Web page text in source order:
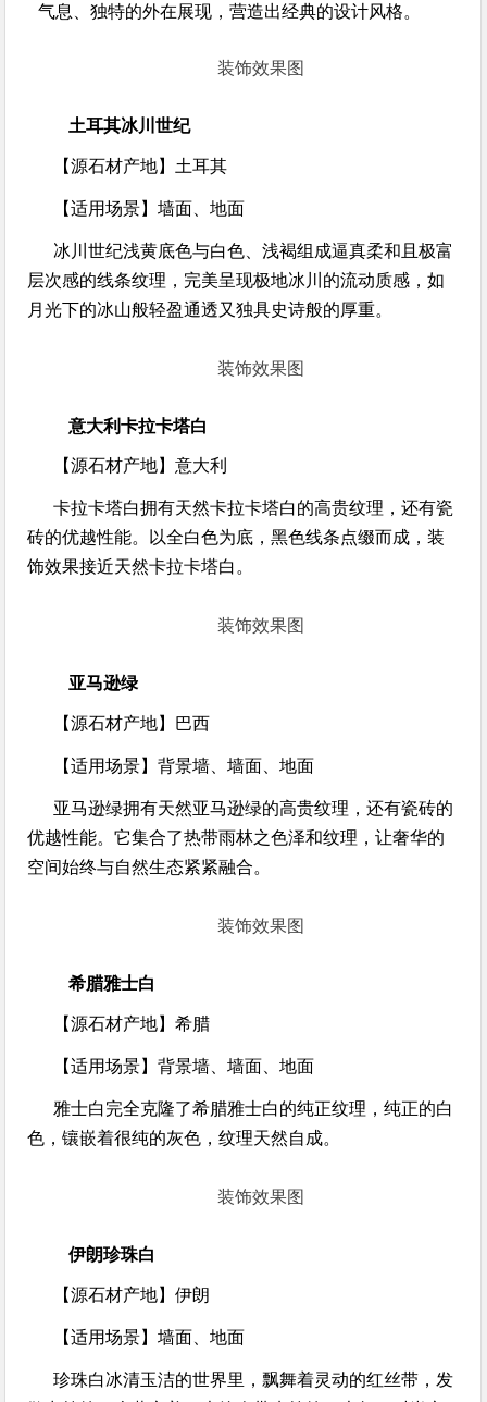
气息、独特的外在展现，营造出经典的设计风格。
装饰效果图
土耳其冰川世纪
【源石材产地】 土耳其
【适用场景】墙面、地面
冰川世纪浅黄底色与白色、浅褐组成逼真柔和且极富
层次感的线条纹理，完美呈现极地冰川的流动质感，如
月光下的冰山般轻盈通透又独具史诗般的厚重。
装饰效果图
意大利卡拉卡塔白
【源石材产地】意大利
卡拉卡塔白拥有天然卡拉卡塔白的高贵纹理，还有瓷
砖的优越性能。以全白色为底，黑色线条点缀而成，装
饰效果接近天然卡拉卡塔白。
装饰效果图
亚马逊绿
【源石材产地】 巴西
【适用场景】背景墙、墙面、地面
亚马逊绿拥有天然亚马逊绿的高贵纹理，还有瓷砖的
优越性能。它集合了热带雨林之色泽和纹理，让奢华的
空间始终与自然生态紧紧融合。
装饰效果图
希腊雅士白
【源石材产地】希腊
【适用场景】背景墙、墙面、地面
雅士白完全克隆了希腊雅士白的纯正纹理，纯正的白
色，镶嵌着很纯的灰色，纹理天然自成。
装饰效果图
伊朗珍珠白
【源石材产地】伊朗
【适用场景】墙面、地面
珍珠白冰清玉洁的世界里，飘舞着灵动的红丝带，发